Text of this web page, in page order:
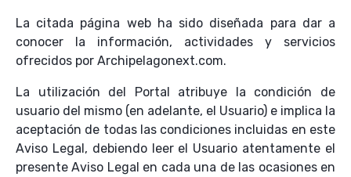
La citada página web ha sido diseñada para dar a
conocer la información, actividades y servicios
ofrecidos por Archipelagonext.com.
La utilización del Portal atribuye la condición de
usuario del mismo (en adelante, el Usuario) e implica la
aceptación de todas las condiciones incluidas en este
Aviso Legal, debiendo leer el Usuario atentamente el
presente Aviso Legal en cada una de las ocasiones en